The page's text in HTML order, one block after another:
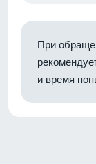
При
и время